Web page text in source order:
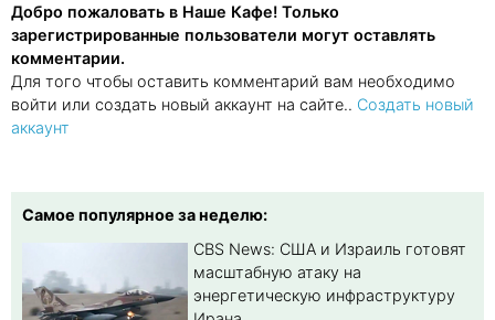
Добро пожаловать в Наше Кафе! Только
зарегистрированные пользователи могут оставлять
комментарии.
Для того чтобы оставить комментарий вам необходимо
войти или создать новый аккаунт на сайте.. Создать новый
аккаунт
Самое популярное за неделю:
CBS News: США и Израиль готовят
масштабную атаку на
энергетическую инфраструктуру